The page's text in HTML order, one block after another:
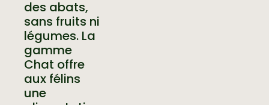
des abats,
sans fruits ni
légumes. La
gamme
Chat offre
aux félins
une